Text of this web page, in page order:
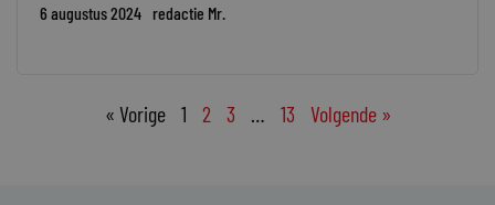
6 augustus 2024 redactie Mr.
« Vorige 1 2 3 … 13 Volgende »